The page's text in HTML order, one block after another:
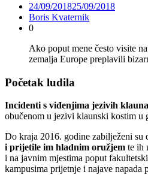
24/09/201825/09/2018
Boris Kvaternik
0
Ako poput mene često visite
zemalja Europe preplavili
Početak ludila
Incidenti s viđenjima jezivih klauna
obučenom u jezivi klaunski kostim u
Do kraja 2016. godine zabilježeni su
i prijetile im hladnim oružjem te ih
i na javnim mjestima poput
kampusima prijetnje i najave napada